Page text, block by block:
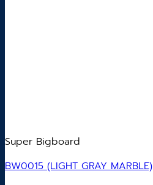
Super Bigboard
BW0015 (LIGHT GRAY MARBLE)